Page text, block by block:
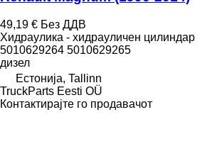
49,19 € Без ДДВ
Хидраулика - хидрауличен цилиндар
5010629264 5010629265
дизел
Естонија, Tallinn
TruckParts Eesti OÜ
Контактирајте го продавачот